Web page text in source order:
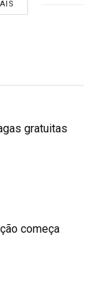
gratuitas
começa